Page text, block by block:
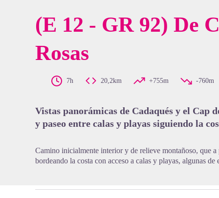
(E 12 - GR 92) De
Rosas
7h 20,2km +755m -760m
Vistas panorámicas de Cadaqués y el Cap
y paseo entre calas y playas siguiendo la
Camino inicialmente interior y de relieve montañoso, que
bordeando la costa con acceso a calas y playas, algunas